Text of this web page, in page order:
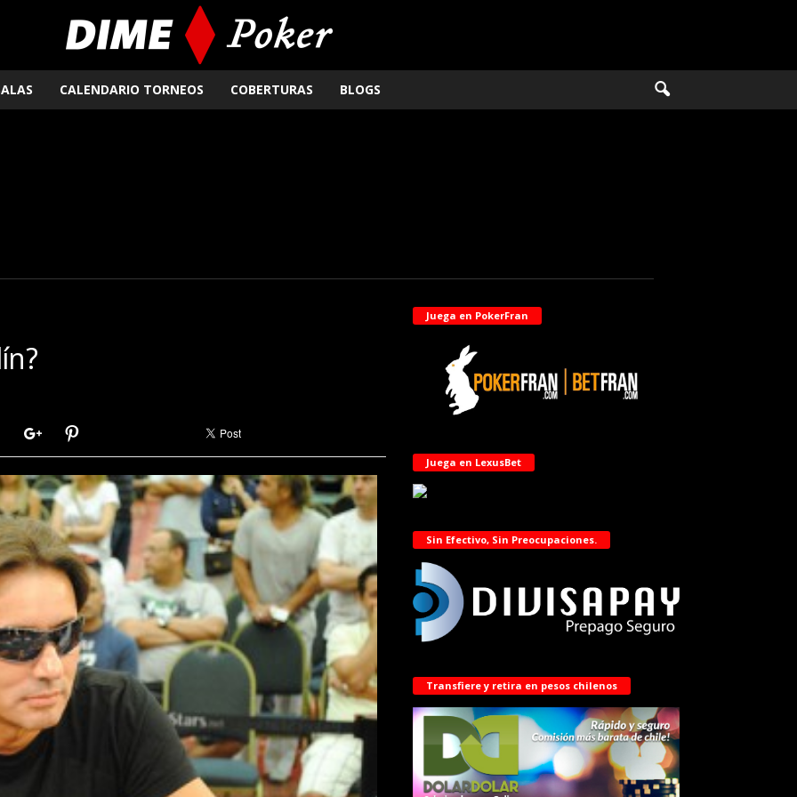
CALENDARIO TORNEOS COBERTURAS BLOGS
Juega en PokerFran
Juega en LexusBet
Sin Efectivo, Sin Preocupaciones.
Transfiere y retira en pesos chilenos